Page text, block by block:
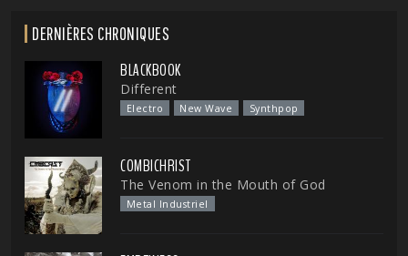
DERNIÈRES CHRONIQUES
BLACKBOOK
Different
Electro New Wave Synthpop
COMBICHRIST
The Venom in the Mouth of God
Metal Industriel